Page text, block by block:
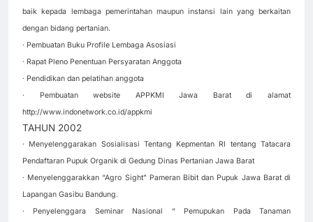
baik kepada lembaga pemerintahan maupun instansi lain yang berkaitan
dengan bidang pertanian.
· Pembuatan Buku Profile Lembaga Asosiasi
· Rapat Pleno Penentuan Persyaratan Anggota
· Pendidikan dan pelatihan anggota
· Pembuatan website APPKMI Jawa Barat di alamat
http://www.indonetwork.co.id/appkmi
TAHUN 2002
· Menyelenggarakan Sosialisasi Tentang Kepmentan RI tentang Tatacara
Pendaftaran Pupuk Organik di Gedung Dinas Pertanian Jawa Barat
· Menyelenggarakkan “Agro Sight” Pameran Bibit dan Pupuk Jawa Barat di
Lapangan Gasibu Bandung.
· Penyelenggara Seminar Nasional “ Pemupukan Pada Tanaman